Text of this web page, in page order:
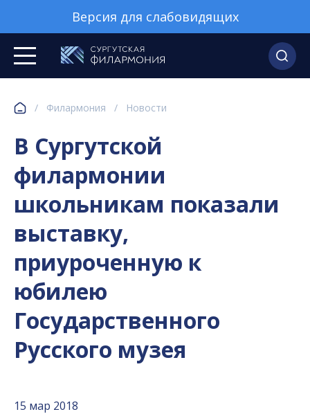
Версия для слабовидящих
/ Филармония / Новости
В Сургутской
филармонии
школьникам показали
выставку,
приуроченную к
юбилею
Государственного
Русского музея
15 мар 2018